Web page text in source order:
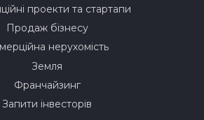
проекти та стартапи
Продаж бізнесу
нерухомість
Земля
Франчайзинг
Запити інвесторів